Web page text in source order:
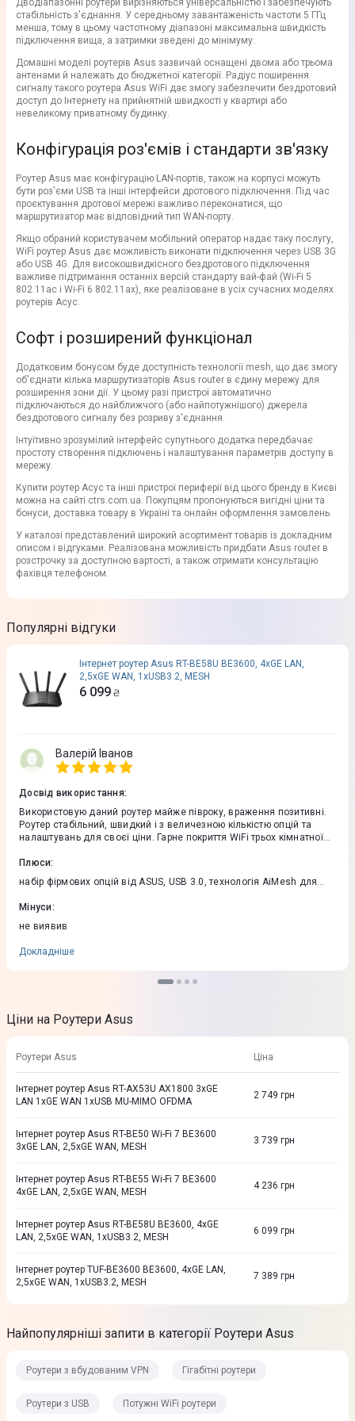
Дводіапазонні роутери вирізняються універсальністю і забезпечують
стабільність з'єднання. У середньому завантаженість частоти 5 ГГц
менша, тому в цьому частотному діапазоні максимальна швидкість
підключення вища, а затримки зведені до мінімуму.
Домашні моделі роутерів Asus зазвичай оснащені двома або трьома
антенами й належать до бюджетної категорії. Радіус поширення
сигналу такого роутера Asus WiFi дає змогу забезпечити бездротовий
доступ до Інтернету на прийнятній швидкості у квартирі або
невеликому приватному будинку.
Конфігурація роз'ємів і стандарти зв'язку
Роутер Asus має конфігурацію LAN-портів, також на корпусі можуть
бути роз'єми USB та інші інтерфейси дротового підключення. Під час
проєктування дротової мережі важливо переконатися, що
маршрутизатор має відповідний тип WAN-порту.
Якщо обраний користувачем мобільний оператор надає таку послугу,
WiFi роутер Asus дає можливість виконати підключення через USB 3G
або USB 4G. Для високошвидкісного бездротового підключення
важливе підтримання останніх версій стандарту вай-фай (Wi-Fi 5
802.11ac і Wi-Fi 6 802.11ax), яке реалізоване в усіх сучасних моделях
роутерів Асус.
Софт і розширений функціонал
Додатковим бонусом буде доступність технології mesh, що дає змогу
об'єднати кілька маршрутизаторів Asus router в єдину мережу для
розширення зони дії. У цьому разі пристрої автоматично
підключаються до найближчого (або найпотужнішого) джерела
бездротового сигналу без розриву з'єднання.
Інтуїтивно зрозумілий інтерфейс супутнього додатка передбачає
простоту створення підключень і налаштування параметрів доступу в
мережу.
Купити роутер Асус та інші пристрої периферії від цього бренду в Києві
можна на сайті ctrs.com.ua. Покупцям пропонуються вигідні ціни та
бонуси, доставка товару в Україні та онлайн оформлення замовлень.
У каталозі представлений широкий асортимент товарів із докладним
описом і відгуками. Реалізована можливість придбати Asus router в
розстрочку за доступною вартості, а також отримати консультацію
фахівця телефоном.
Популярні відгуки
Iнтернет роутер Asus RT-BE58U BE3600, 4xGE LAN,
2,5xGE WAN, 1xUSB3.2, MESH
6 099 ₴
Валерій Іванов
Досвід використання:
Використовую даний роутер майже півроку, враження позитивні.
Роутер стабільний, швидкий і з величезною кількістю опцій та
налаштувань для своєї ціни. Гарне покриття WiFi трьох кімнатної
батьківського контролю та VPN без додаткових підписок, як у
іншому відомому бренді. Є додаток для смартфону для зручного
налаштування та керування. Є можливість створити декілька
різних WiFi мереж. USB3.0 порт, що дозволяє зробити міні медіа
сервер.
Плюси:
набір фірмових опцій від ASUS, USB 3.0, технологія AiMesh для
2.5G та 1G, Samba-сервер, вбудований торрент-клієнт
Мінуси:
не виявив
Докладніше
Ціни на Роутери Asus
Роутери Asus Ціна
Iнтернет роутер Asus RT-AX53U AX1800 3xGE
LAN 1xGE WAN 1xUSB MU-MIMO OFDMA
2 749 грн
Iнтернет роутер Asus RT-BE50 Wi-Fi 7 BE3600
3xGE LAN, 2,5xGE WAN, MESH
3 739 грн
Iнтернет роутер Asus RT-BE55 Wi-Fi 7 BE3600
4xGE LAN, 2,5xGE WAN, MESH
4 236 грн
Iнтернет роутер Asus RT-BE58U BE3600, 4xGE
LAN, 2,5xGE WAN, 1xUSB3.2, MESH
6 099 грн
Iнтернет роутер TUF-BE3600 BE3600, 4xGE LAN,
2,5xGE WAN, 1xUSB3.2, MESH
7 389 грн
Найпопулярніші запити в категорії Роутери Asus
Роутери з вбудованим VPN Гігабітні роутери
Роутери з USB Потужні WiFi роутери